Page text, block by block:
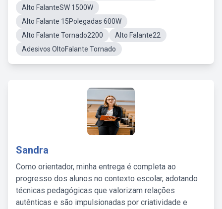
Alto FalanteSW 1500W
Alto Falante 15Polegadas 600W
Alto Falante Tornado2200
Alto Falante22
Adesivos OltoFalante Tornado
Sandra
Como orientador, minha entrega é completa ao
progresso dos alunos no contexto escolar, adotando
técnicas pedagógicas que valorizam relações
autênticas e são impulsionadas por criatividade e